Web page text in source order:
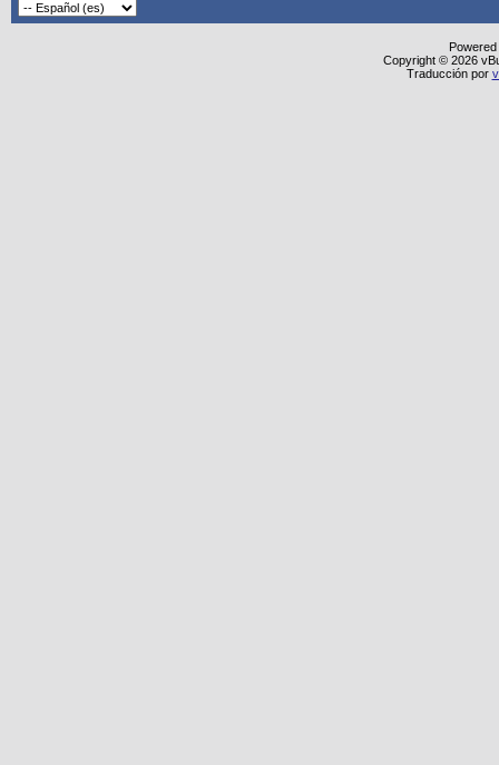
Copyright © 2026
Traducción por